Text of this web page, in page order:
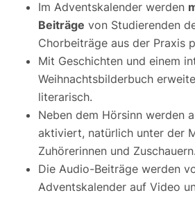
Im Adventskalender werden
Beiträge von Studierenden
Chorbeiträge aus der Praxis
Mit Geschichten und einem
Weihnachtsbilderbuch
literarisch.
Neben dem Hörsinn werden
aktiviert, natürlich unter der
Zuhörerinnen und Zuschauern.
Die Audio-Beiträge werden
Adventskalender auf Video